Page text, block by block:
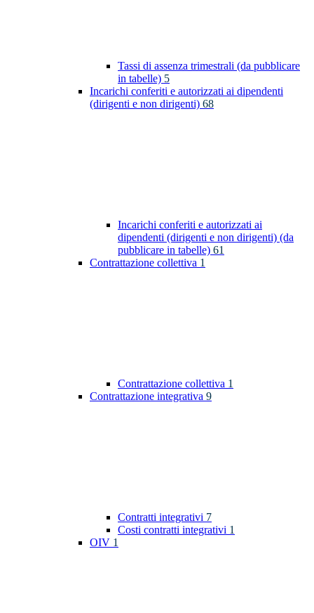
Tassi di assenza trimestrali (da pubblicare
in tabelle) 5
Incarichi conferiti e autorizzati ai dipendenti
(dirigenti e non dirigenti) 68
Incarichi conferiti e autorizzati ai
dipendenti (dirigenti e non dirigenti) (da
pubblicare in tabelle) 61
Contrattazione collettiva 1
Contrattazione collettiva 1
Contrattazione integrativa 9
Contratti integrativi 7
Costi contratti integrativi 1
OIV 1